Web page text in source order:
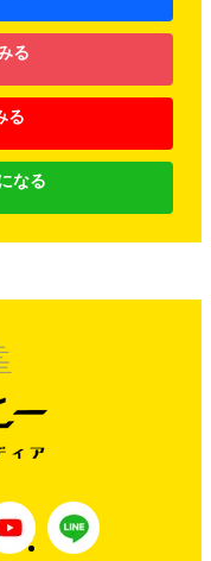
る
る
なる